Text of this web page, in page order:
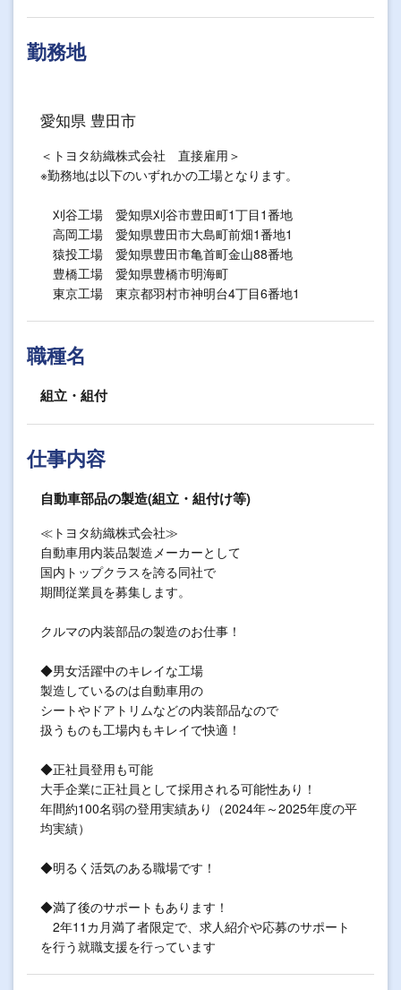
勤務地
愛知県 豊田市
＜トヨタ紡織株式会社 直接雇用＞
※勤務地は以下のいずれかの工場となります。
刈谷工場 愛知県刈谷市豊田町1丁目1番地
高岡工場 愛知県豊田市大島町前畑1番地1
猿投工場 愛知県豊田市亀首町金山88番地
豊橋工場 愛知県豊橋市明海町
東京工場 東京都羽村市神明台4丁目6番地1
職種名
組立・組付
仕事内容
自動車部品の製造(組立・組付け等)
≪トヨタ紡織株式会社≫
自動車用内装品製造メーカーとして
国内トップクラスを誇る同社で
期間従業員を募集します。
クルマの内装部品の製造のお仕事！
◆男女活躍中のキレイな工場
製造しているのは自動車用の
シートやドアトリムなどの内装部品なので
扱うものも工場内もキレイで快適！
◆正社員登用も可能
大手企業に正社員として採用される可能性あり！
年間約100名弱の登用実績あり（2024年～2025年度の平
均実績）
◆明るく活気のある職場です！
◆満了後のサポートもあります！
2年11カ月満了者限定で、求人紹介や応募のサポート
を行う就職支援を行っています